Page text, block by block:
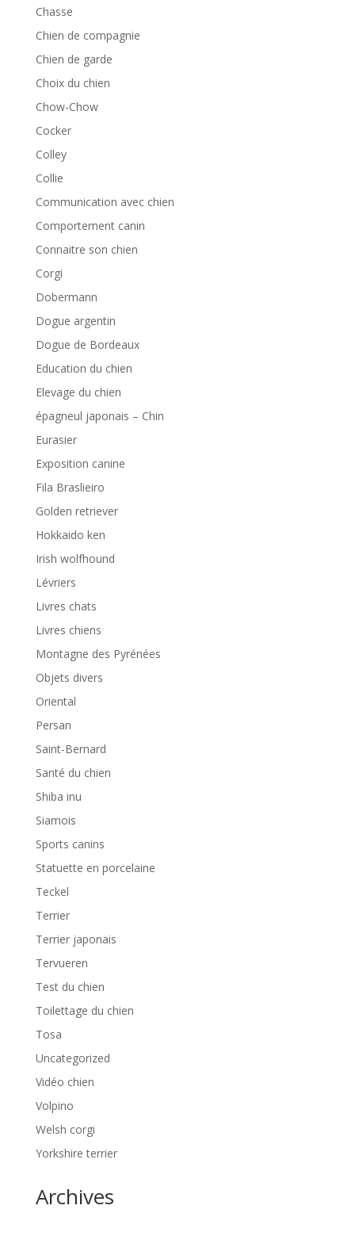
Chasse
Chien de compagnie
Chien de garde
Choix du chien
Chow-Chow
Cocker
Colley
Collie
Communication avec chien
Comportement canin
Connaitre son chien
Corgi
Dobermann
Dogue argentin
Dogue de Bordeaux
Education du chien
Elevage du chien
épagneul japonais – Chin
Eurasier
Exposition canine
Fila Braslieiro
Golden retriever
Hokkaido ken
Irish wolfhound
Lévriers
Livres chats
Livres chiens
Montagne des Pyrénées
Objets divers
Oriental
Persan
Saint-Bernard
Santé du chien
Shiba inu
Siamois
Sports canins
Statuette en porcelaine
Teckel
Terrier
Terrier japonais
Tervueren
Test du chien
Toilettage du chien
Tosa
Uncategorized
Vidéo chien
Volpino
Welsh corgi
Yorkshire terrier
Archives